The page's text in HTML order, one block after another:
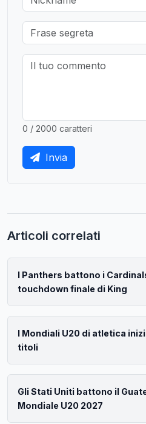
0 / 2000 caratteri
Invia
Articoli correlati
I Panthers battono i
touchdown finale di King
I Mondiali U20 di atletica
titoli
Gli Stati Uniti battono il
Mondiale U20 2027